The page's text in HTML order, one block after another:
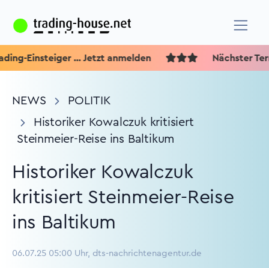
Einsteiger ... Jetzt anmelden Nächster
NEWS
POLITIK
Historiker Kowalczuk kritisiert
Steinmeier-Reise ins Baltikum
Historiker Kowalczuk
kritisiert Steinmeier-Reise
ins Baltikum
06.07.25 05:00 Uhr, dts-nachrichtenagentur.de